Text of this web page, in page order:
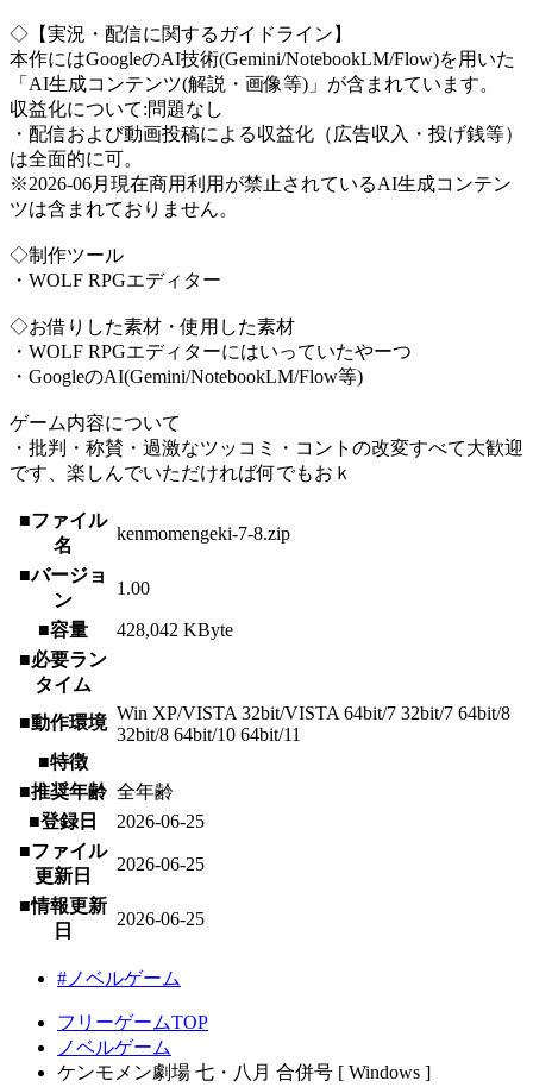
◇【実況・配信に関するガイドライン】
本作にはGoogleのAI技術(Gemini/NotebookLM/Flow)を用いた
「AI生成コンテンツ(解説・画像等)」が含まれています。
収益化について:問題なし
・配信および動画投稿による収益化（広告収入・投げ銭等）
は全面的に可。
※2026-06月現在商用利用が禁止されているAI生成コンテン
ツは含まれておりません。
◇制作ツール
・WOLF RPGエディター
◇お借りした素材・使用した素材
・WOLF RPGエディターにはいっていたやーつ
・GoogleのAI(Gemini/NotebookLM/Flow等)
ゲーム内容について
・批判・称賛・過激なツッコミ・コントの改変すべて大歓迎
です、楽しんでいただければ何でもおｋ
■ファイル
名
kenmomengeki-7-8.zip
■バージョ
ン
1.00
■容量
428,042 KByte
■必要ラン
タイム
■動作環境 Win XP/VISTA 32bit/VISTA 64bit/7 32bit/7 64bit/8
32bit/8 64bit/10 64bit/11
■特徴
■推奨年齢 全年齢
■登録日
2026-06-25
■ファイル
更新日
2026-06-25
■情報更新
日
2026-06-25
#ノベルゲーム
フリーゲームTOP
ノベルゲーム
ケンモメン劇場 七・八月 合併号 [ Windows ]